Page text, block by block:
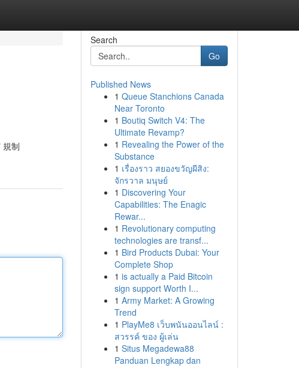
規制
Search
Go
Published News
1 Queue Stanchions Canada
Near Toronto
1 Boutiq Switch V4: The
Ultimate Revamp?
1 Revealing the Power of the
Substance
1 เรื่องราว สยองขวัญผีสิง:
จักรวาล มนุษย์
1 Discovering Your
Capabilities: The Enagic
Rewar...
1 Revolutionary computing
technologies are transf...
1 Bird Products Dubai: Your
Complete Shop
1 is actually a Paid Bitcoin
sign support Worth I...
1 Army Market: A Growing
Trend
1 PlayMe8 เว็บพนันออนไลน์ :
สวรรค์ ของ ผู้เล่น
1 Situs Megadewa88
Panduan Lengkap dan